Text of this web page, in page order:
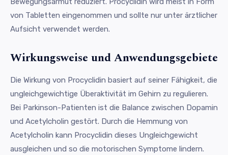
von Tabletten eingenommen und sollte nur unter ärztlicher
Aufsicht verwendet werden.
Wirkungsweise und Anwendungsgebiete
Die Wirkung von Procyclidin basiert auf seiner Fähigkeit, die
ungleichgewichtige Überaktivität im Gehirn zu regulieren.
Bei Parkinson-Patienten ist die Balance zwischen Dopamin
und Acetylcholin gestört. Durch die Hemmung von
Acetylcholin kann Procyclidin dieses Ungleichgewicht
ausgleichen und so die motorischen Symptome lindern.